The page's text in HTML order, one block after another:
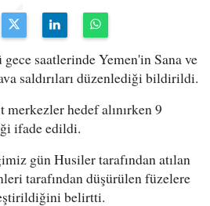
saatlerinde Yemen'in Sana ve
saldırıları düzenlediği bildirildi.
merkezler hedef alınırken 9
ifade edildi.
gün Husiler tarafından atılan
tarafından düşürülen füzelere
belirtti.